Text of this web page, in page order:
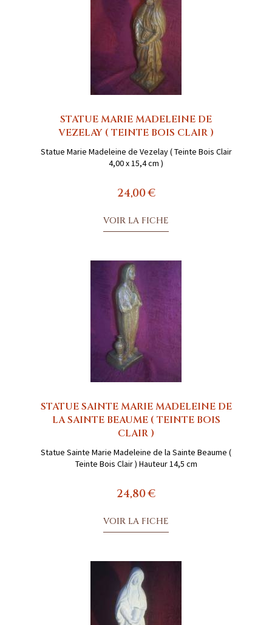
STATUE MARIE MADELEINE DE
VEZELAY ( TEINTE BOIS CLAIR )
Statue Marie Madeleine de Vezelay ( Teinte Bois Clair
4,00 x 15,4 cm )
24,00 €
VOIR LA FICHE
STATUE SAINTE MARIE MADELEINE DE
LA SAINTE BEAUME ( TEINTE BOIS
CLAIR )
Statue Sainte Marie Madeleine de la Sainte Beaume (
Teinte Bois Clair ) Hauteur 14,5 cm
24,80 €
VOIR LA FICHE